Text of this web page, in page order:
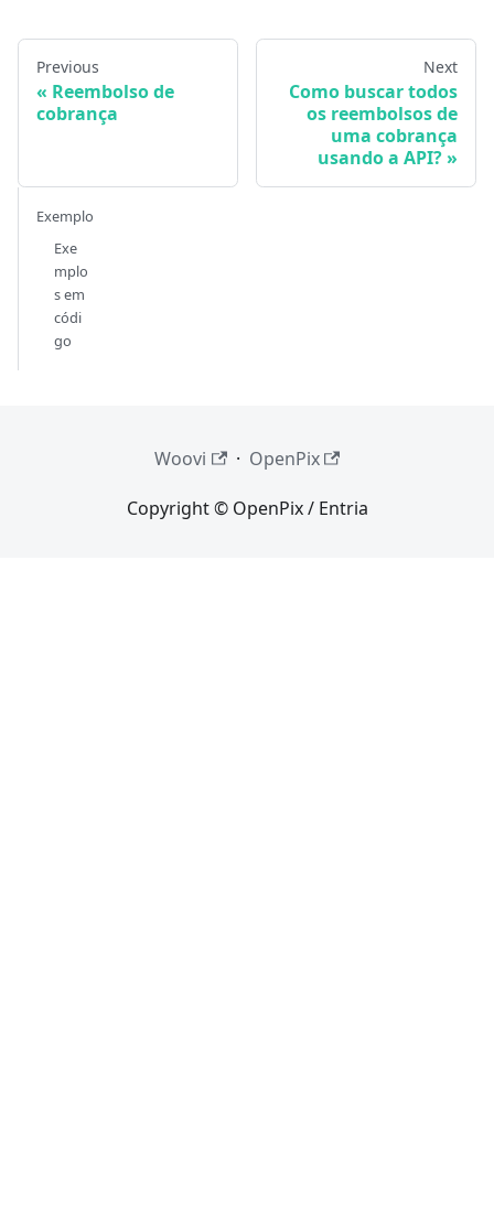
Previous
Reembolso de
cobrança
Next
Como buscar todos
os reembolsos de
uma cobrança
usando a API?
Exemplo
Exe
mplo
s em
códi
go
Woovi · OpenPix
Copyright © OpenPix / Entria